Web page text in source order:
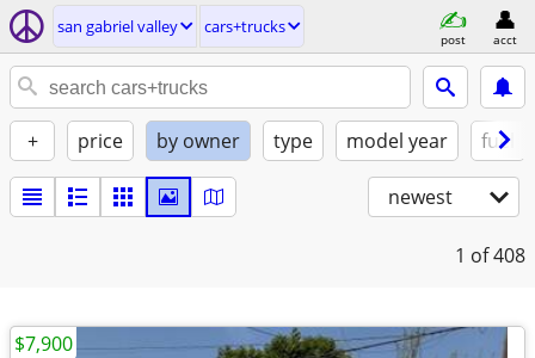
san gabriel valley cars+trucks
post acct
+ price by owner type model year fuel
newest
1 of 408
$7,900